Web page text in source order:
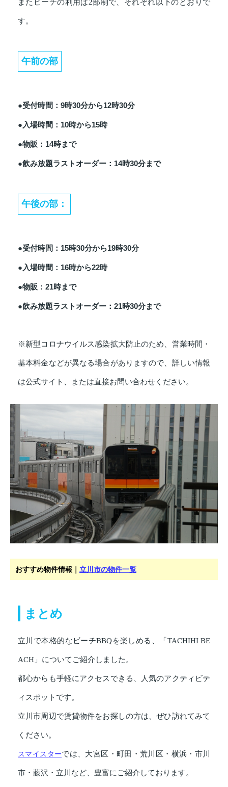
またビーチの利用は2部制で、それぞれ以下のとおりで
す。
午前の部
●受付時間：9時30分から12時30分
●入場時間：10時から15時
●物販：14時まで
●飲み放題ラストオーダー：14時30分まで
午後の部：
●受付時間：15時30分から19時30分
●入場時間：16時から22時
●物販：21時まで
●飲み放題ラストオーダー：21時30分まで
※新型コロナウイルス感染拡大防止のため、営業時間・
基本料金などが異なる場合がありますので、詳しい情報
は公式サイト、または直接お問い合わせください。
おすすめ物件情報｜ 立川市の物件一覧
まとめ
立川で本格的なビーチBBQを楽しめる、「TACHIHI BE
ACH」についてご紹介しました。
都心からも手軽にアクセスできる、人気のアクティビテ
ィスポットです。
立川市周辺で賃貸物件をお探しの方は、ぜひ訪れてみて
ください。
スマイスターでは、大宮区・町田・荒川区・横浜・市川
市・藤沢・立川など、豊富にご紹介しております。